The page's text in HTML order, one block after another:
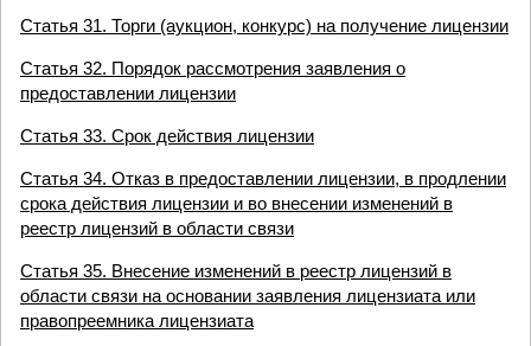
Статья 31. Торги (аукцион, конкурс) на получение лицензии
Статья 32. Порядок рассмотрения заявления о
предоставлении лицензии
Статья 33. Срок действия лицензии
Статья 34. Отказ в предоставлении лицензии, в продлении
срока действия лицензии и во внесении изменений в
реестр лицензий в области связи
Статья 35. Внесение изменений в реестр лицензий в
области связи на основании заявления лицензиата или
правопреемника лицензиата